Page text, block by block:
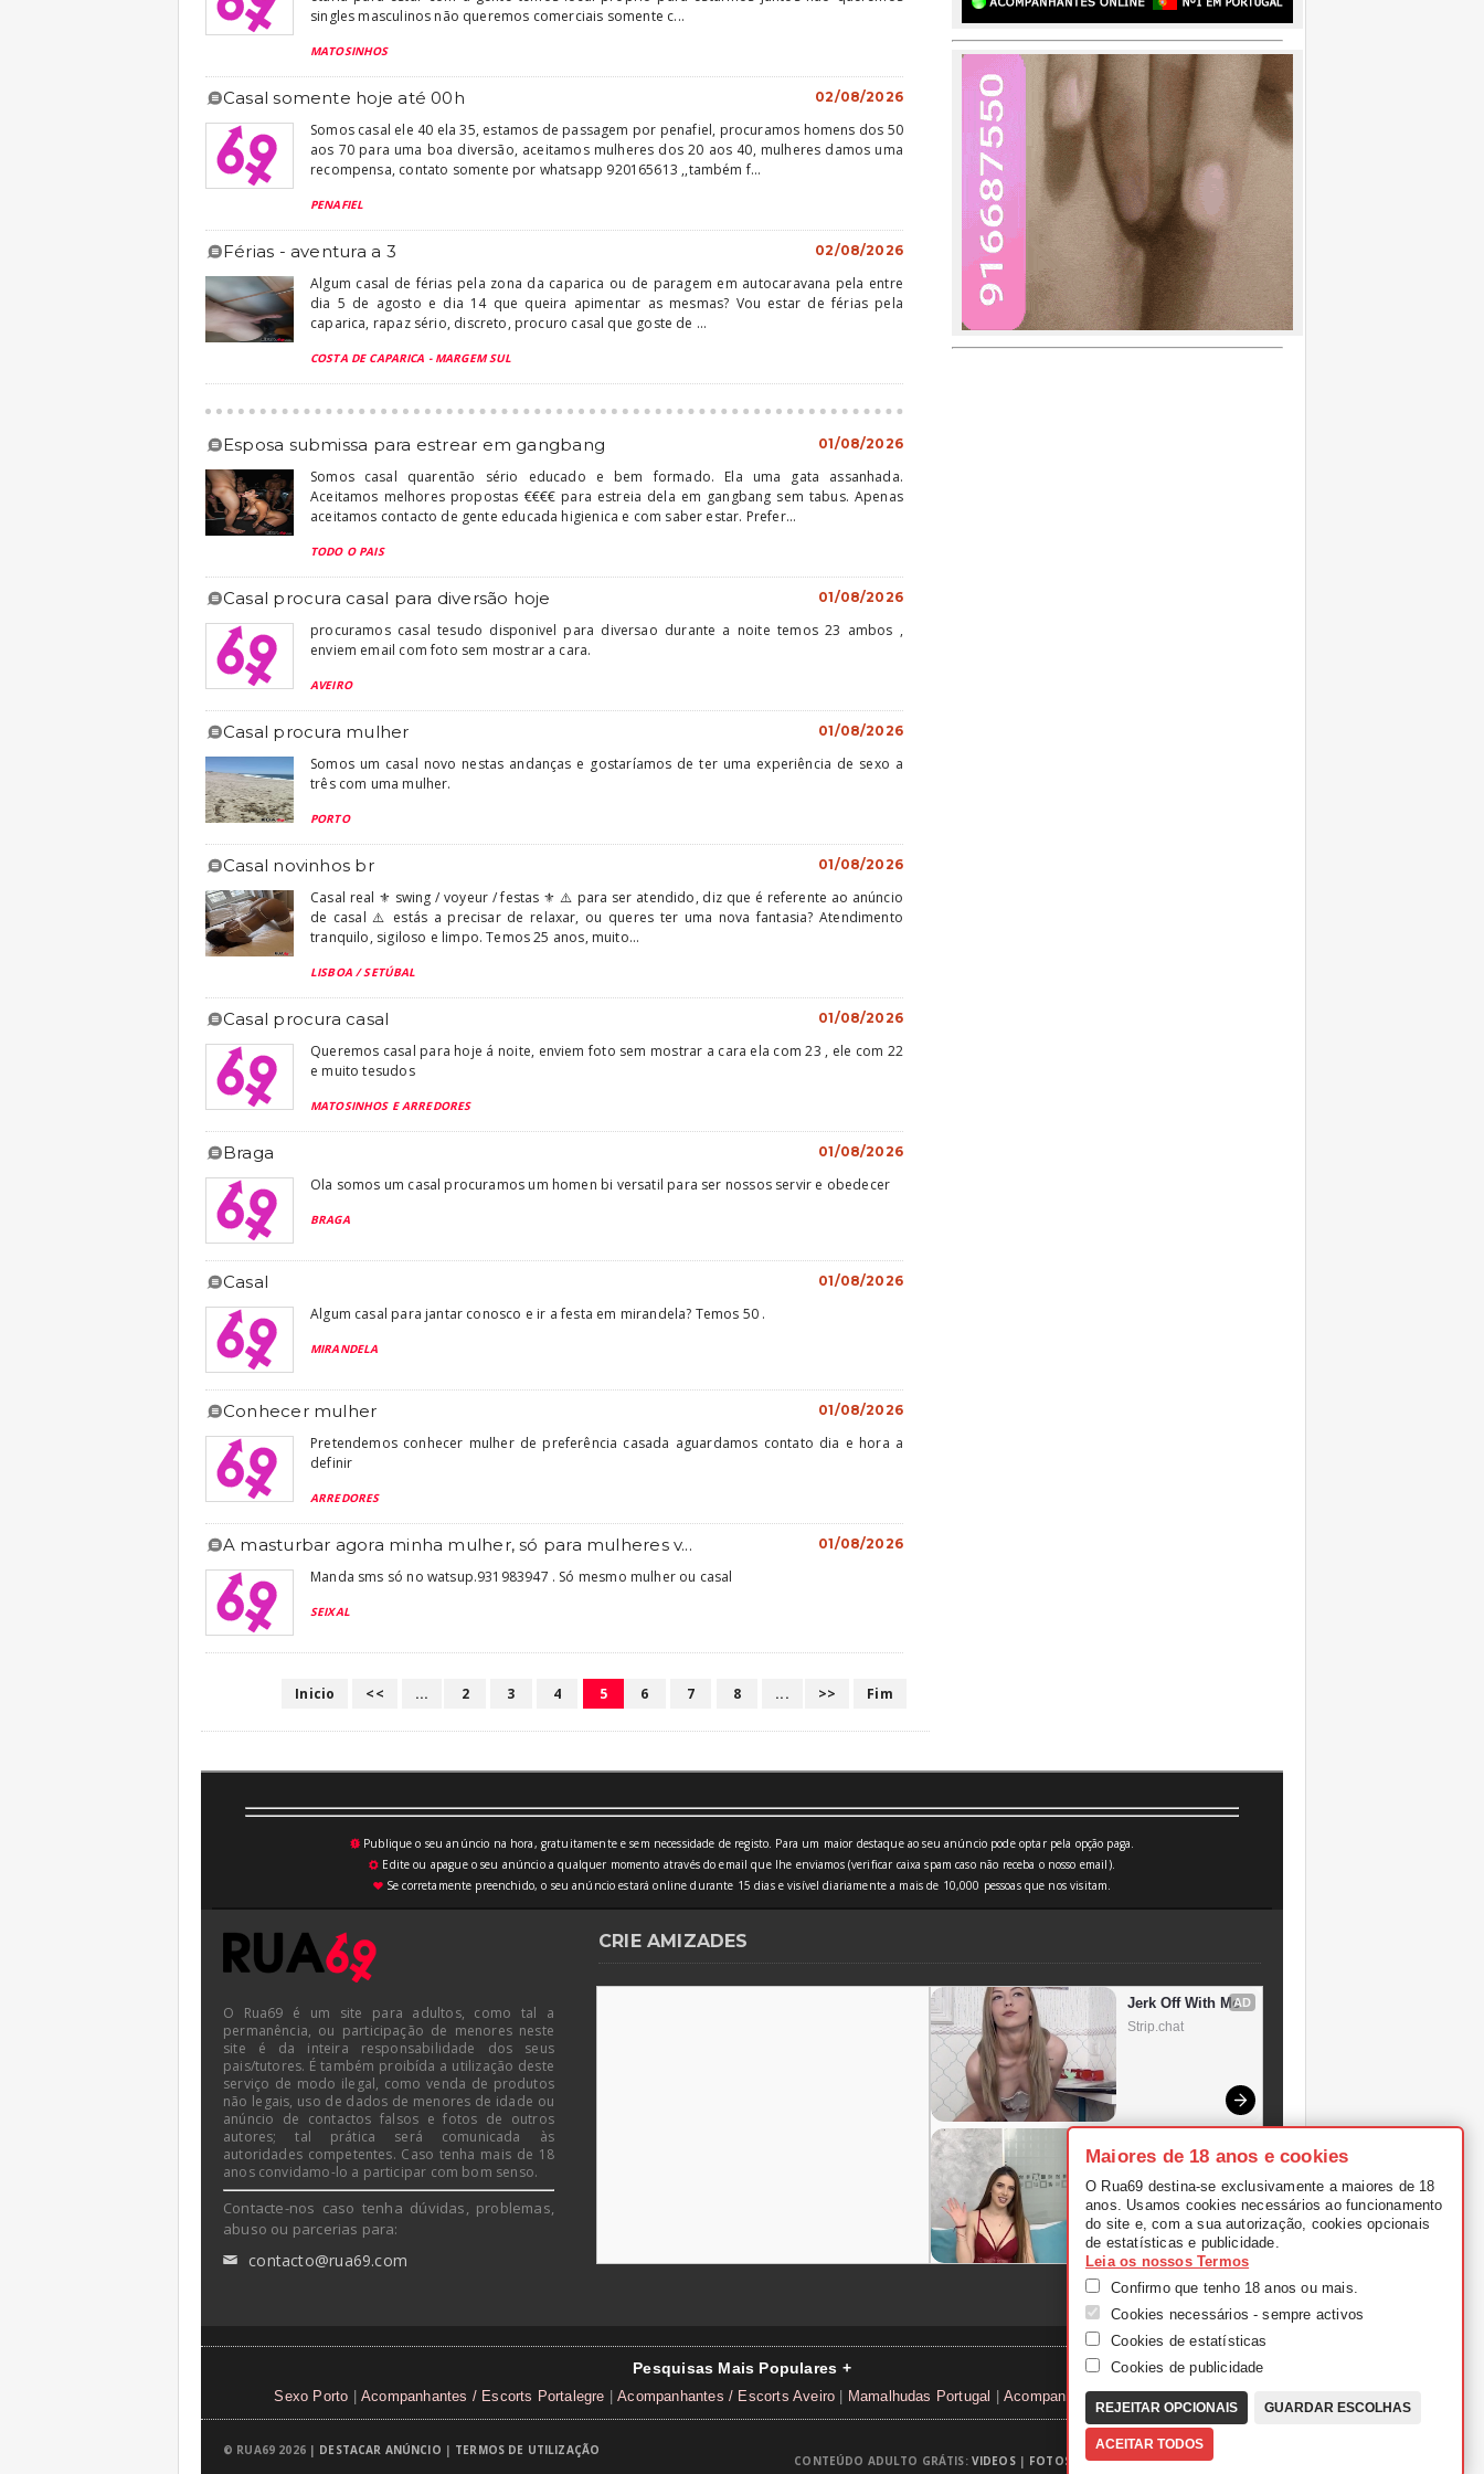
singles masculinos não queremos comerciais somente c...
MATOSINHOS
casal somente hoje até 00h 02/08/2026
Somos casal ele 40 ela 35, estamos de passagem por penafiel, procuramos homens dos 50
aos 70 para uma boa diversão, aceitamos mulheres dos 20 aos 40, mulheres damos uma
recompensa, contato somente por whatsapp 920165613 ,,também f...
PENAFIEL
férias - aventura a 3 02/08/2026
Algum casal de férias pela zona da caparica ou de paragem em autocaravana pela entre
dia 5 de agosto e dia 14 que queira apimentar as mesmas? Vou estar de férias pela
caparica, rapaz sério, discreto, procuro casal que goste de ...
COSTA DE CAPARICA - MARGEM SUL
esposa submissa para estrear em gangbang 01/08/2026
Somos casal quarentão sério educado e bem formado. Ela uma gata assanhada.
Aceitamos melhores propostas €€€€ para estreia dela em gangbang sem tabus. Apenas
aceitamos contacto de gente educada higienica e com saber estar. Prefer...
TODO O PAIS
casal procura casal para diversão hoje 01/08/2026
procuramos casal tesudo disponivel para diversao durante a noite temos 23 ambos ,
enviem email com foto sem mostrar a cara.
AVEIRO
casal procura mulher 01/08/2026
Somos um casal novo nestas andanças e gostaríamos de ter uma experiência de sexo a
três com uma mulher.
PORTO
casal novinhos br 01/08/2026
Casal real ⚜️ swing / voyeur / festas ⚜️ ​⚠️ para ser atendido, diz que é referente ao anúncio
de casal ⚠️ estás a precisar de relaxar, ou queres ter uma nova fantasia? Atendimento
tranquilo, sigiloso e limpo. Temos 25 anos, muito...
LISBOA / SETÚBAL
casal procura casal 01/08/2026
Queremos casal para hoje á noite, enviem foto sem mostrar a cara ela com 23 , ele com 22
e muito tesudos
MATOSINHOS E ARREDORES
braga 01/08/2026
Ola somos um casal procuramos um homen bi versatil para ser nossos servir e obedecer
BRAGA
casal 01/08/2026
Algum casal para jantar conosco e ir a festa em mirandela? Temos 50 .
MIRANDELA
conhecer mulher 01/08/2026
Pretendemos conhecer mulher de preferência casada aguardamos contato dia e hora a
definir
ARREDORES
a masturbar agora minha mulher, só para mulheres v... 01/08/2026
Manda sms só no watsup.931983947 . Só mesmo mulher ou casal
SEIXAL
Inicio << ... 2 3 4 5 6 7 8 ... >> Fim
💥Publique o seu anúncio na hora, gratuitamente e sem necessidade de registo. Para um maior destaque ao seu anúncio pode optar pela opção paga.
⚙ Edite ou apague o seu anúncio a qualquer momento através do email que lhe enviamos (verificar caixa spam caso não receba o nosso email).
♥Se corretamente preenchido, o seu anúncio estará online durante 15 dias e visível diariamente a mais de 10,000 pessoas que nos visitam.
O Rua69 é um site para adultos, como tal a
permanência, ou participação de menores neste
site é da inteira responsabilidade dos seus
pais/tutores. É também proibída a utilização deste
serviço de modo ilegal, como venda de produtos
não legais, uso de dados de menores de idade ou
anúncio de contactos falsos e fotos de outros
autores; tal prática será comunicada às
autoridades competentes. Caso tenha mais de 18
anos convidamo-lo a participar com bom senso.
Contacte-nos caso tenha dúvidas, problemas,
abuso ou parcerias para:
✉ contacto@rua69.com
CRIE AMIZADES
Pesquisas Mais Populares +
Sexo Porto Acompanhantes / Escorts Portalegre Acompanhantes / Escorts Aveiro Mamalhudas Portugal Acompanhantes / Escorts Beja
© RUA69 2026 | DESTACAR ANÚNCIO | TERMOS DE UTILIZAÇÃO
CONTEÚDO ADULTO GRÁTIS: VIDEOS| FOTOS TUGAS|THEPORNDUDE
Maiores de 18 anos e cookies
O Rua69 destina-se exclusivamente a maiores de 18
anos. Usamos cookies necessários ao funcionamento
do site e, com a sua autorização, cookies opcionais
de estatísticas e publicidade.
Leia os nossos Termos
Confirmo que tenho 18 anos ou mais.
Cookies necessários - sempre activos
Cookies de estatísticas
Cookies de publicidade
REJEITAR OPCIONAIS GUARDAR ESCOLHAS
ACEITAR TODOS